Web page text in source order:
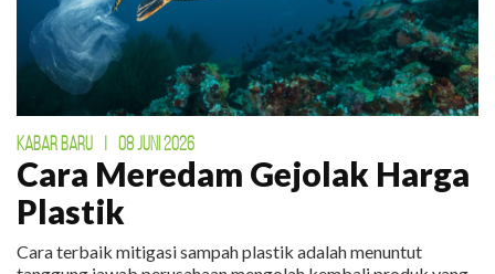
KABAR BARU | 08 JUNI 2026
Cara Meredam Gejolak Harga
Plastik
Cara terbaik mitigasi sampah plastik adalah menuntut